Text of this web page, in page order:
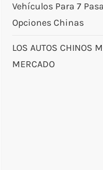
Vehículos Para 7
Opciones Chinas
LOS AUTOS CHINOS
MERCADO